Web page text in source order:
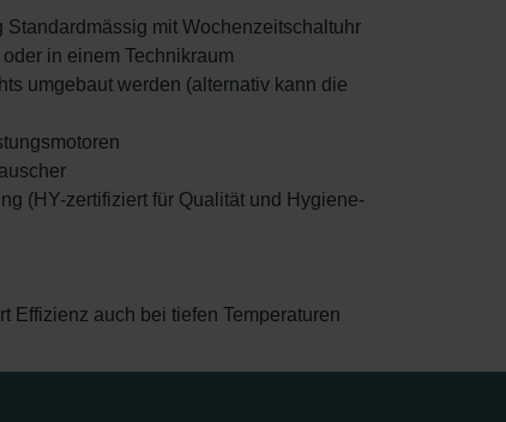
mit Wochenzeitschaltuhr
in einem Technikraum
umgebaut werden (alternativ kann die
(HY-zertifiziert für Qualität und Hygiene-
Effizienz auch bei tiefen Temperaturen